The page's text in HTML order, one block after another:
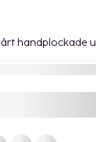
handplockade